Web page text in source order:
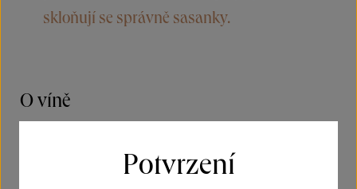
skloňují se správně sasanky.
O víně
tento Irsai Oliver, který okouzlí už při prvním
Potvrzení